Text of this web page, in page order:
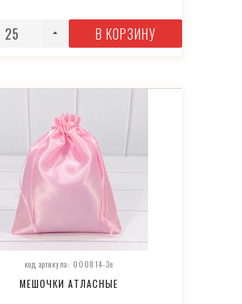
В КОРЗИНУ
код артикула: 000814-3e
МЕШОЧКИ АТЛАСНЫЕ